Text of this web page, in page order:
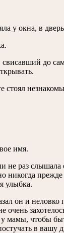
у окна, в
до
стоял
имя.
не раз
улыбка.
он и
очень
мамы, чтобы
в